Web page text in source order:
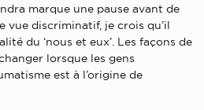
marque une pause avant de
vue discriminatif, je crois qu’il
du ‘nous et eux’. Les façons de
lorsque les gens
est à l’origine de